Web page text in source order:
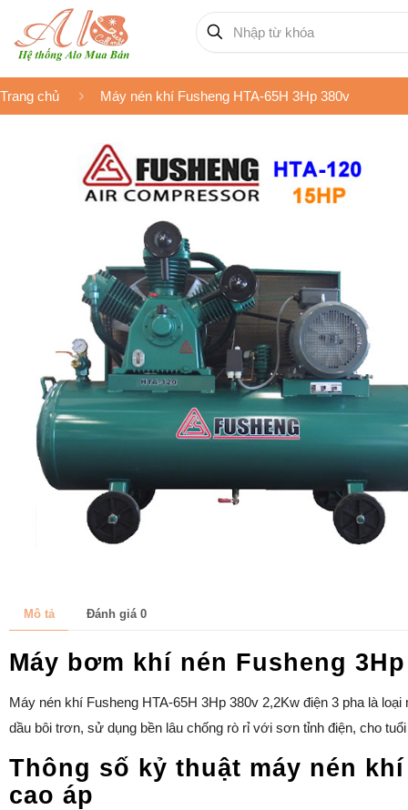
Trang chủ Máy nén khí Fusheng HTA-65H 3Hp 380v
Mô tả Đánh giá 0
Máy bơm khí nén Fusheng 3Hp
Máy nén khí Fusheng HTA-65H 3Hp 380v 2,2Kw điện 3 pha là
dầu bôi trơn, sử dụng bền lâu chống rò rỉ với sơn tỉnh điện, cho
Thông số kỷ thuật máy nén
cao áp